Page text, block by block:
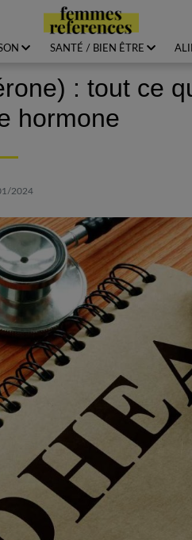
SANTÉ / BIEN ÊTRE
: tout ce
hormone
2024